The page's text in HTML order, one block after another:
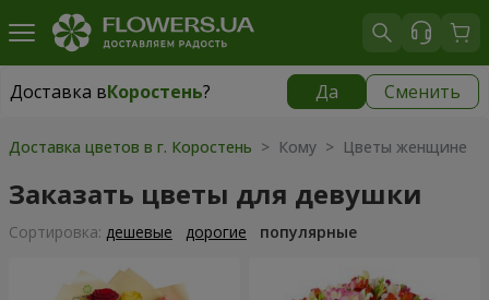
Доставка вКоростень? Да Сменить
Доставка вКоростень|
Доставка цветов в г. Коростень > Кому > Цветы женщине
Заказать цветы для девушки
Cортировка: дешевые дорогие популярные